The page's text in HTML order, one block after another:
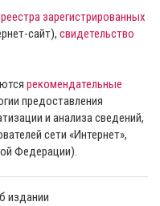
зарегистрированных
сайт), свидетельство
рекомендательные
предоставления
и анализа сведений,
сети «Интернет»,
Федерации).
издании